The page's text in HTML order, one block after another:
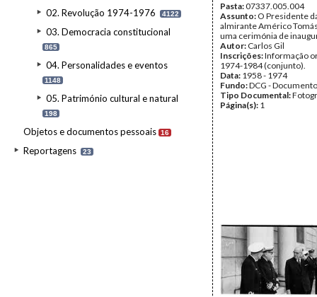
02. Revolução 1974-1976 4122
03. Democracia constitucional
865
04. Personalidades e eventos
1148
05. Património cultural e natural
198
Objetos e documentos pessoais 16
Reportagens 23
Pasta:07337.005.004
Assunto: O Presidente
almirante Américo
uma cerimónia de
Autor: Carlos Gil
Inscrições:Informação
1974-1984 (conjunto).
Data: 1958 - 1974
Fundo:DCG -
Tipo Documental:
Página(s): 1